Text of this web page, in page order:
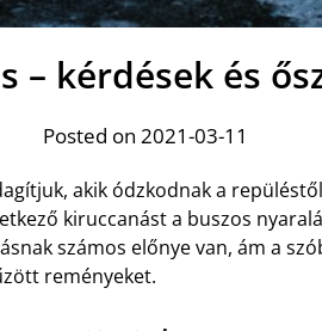
– kérdések és
Posted on 2021-03-11
akik ódzkodnak a
kiruccanást a buszos
számos előnye van, ám a
reményeket.